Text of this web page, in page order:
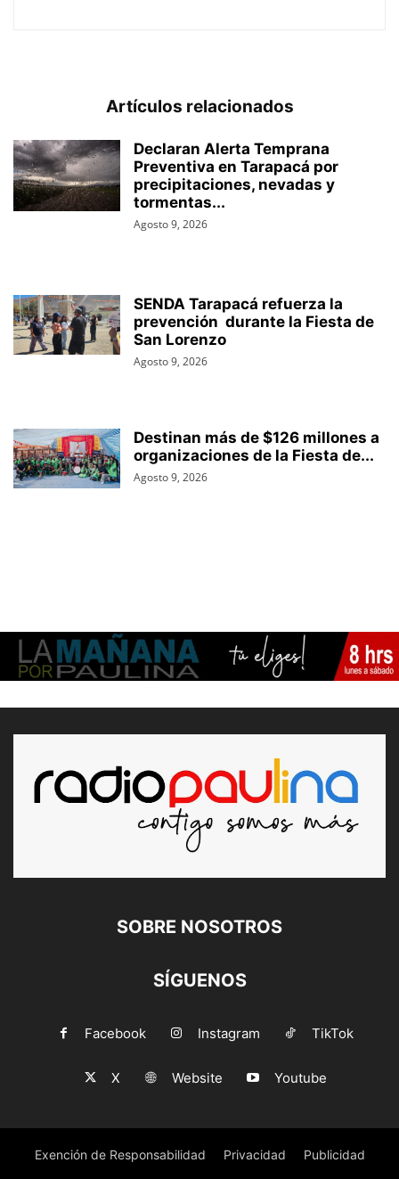
Artículos relacionados
Declaran Alerta Temprana
Preventiva en Tarapacá por
precipitaciones, nevadas y
tormentas...
Agosto 9, 2026
SENDA Tarapacá refuerza la
prevención durante la Fiesta de
San Lorenzo
Agosto 9, 2026
Destinan más de $126 millones a
organizaciones de la Fiesta de...
Agosto 9, 2026
SOBRE NOSOTROS
SÍGUENOS
Facebook Instagram TikTok
X Website Youtube
Exención de Responsabilidad Privacidad Publicidad